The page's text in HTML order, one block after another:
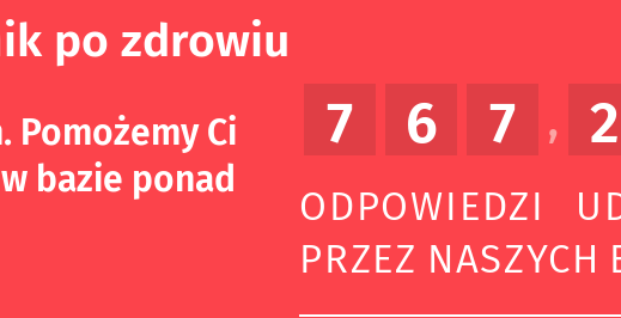
po zdrowiu
Ci
bazie ponad
7 6 7 , 2
ODPOWIEDZI
PRZEZ NASZYCH